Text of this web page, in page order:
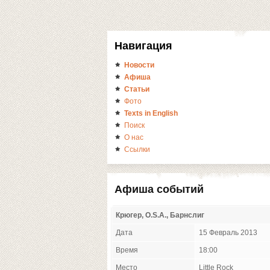
Навигация
Новости
Афиша
Статьи
Фото
Texts in English
Поиск
О нас
Ссылки
Афиша событий
Крюгер, O.S.A., Барнслиг
Дата 15 Февраль 2013
Время 18:00
Место Little Rock